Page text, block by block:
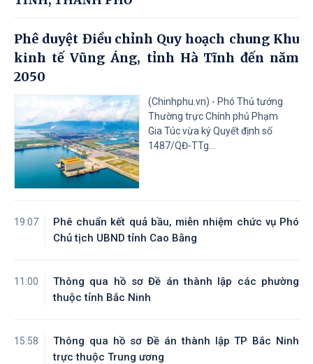
Phê duyệt Điều chỉnh Quy hoạch chung Khu
kinh tế Vũng Áng, tỉnh Hà Tĩnh đến năm
2050
(Chinhphu.vn) - Phó Thủ tướng
Thường trực Chính phủ Phạm
Gia Túc vừa ký Quyết định số
1487/QĐ-TTg...
19:07
Phê chuẩn kết quả bầu, miễn nhiệm chức vụ Phó
Chủ tịch UBND tỉnh Cao Bằng
11:00
Thông qua hồ sơ Đề án thành lập các phường
thuộc tỉnh Bắc Ninh
15:58
Thông qua hồ sơ Đề án thành lập TP Bắc Ninh
trực thuộc Trung ương